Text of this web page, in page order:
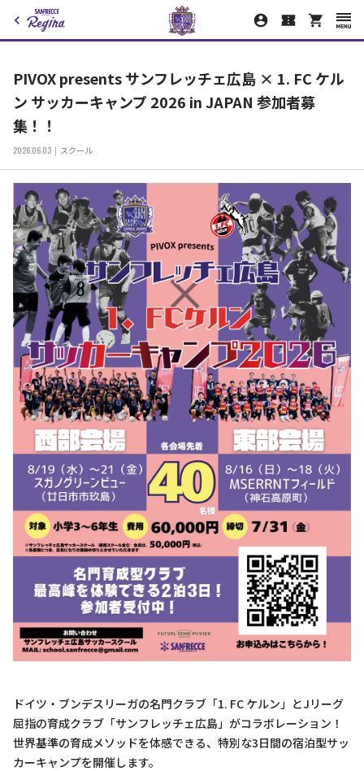
PIVOX presents サンフレッチェ広島 × 1. FC ケル
ン サッカーキャンプ 2026 in JAPAN 参加者募
集！！
2026.06.03 スクール
ドイツ・ブンデスリーガの名門クラブ「1. FC ケルン」とJリーグ
屈指の育成クラブ「サンフレッチェ広島」がコラボレーション！
世界基準の育成メソッドを体感できる、特別な3日間の宿泊型サッ
カーキャンプを開催します。